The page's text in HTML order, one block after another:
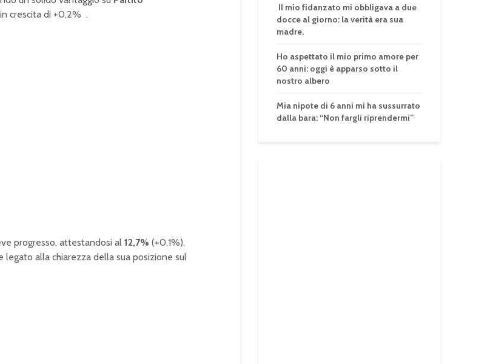
in crescita di +0,2% .
progresso, attestandosi al 12,7% (+0,1%),
alla chiarezza della sua posizione sul
Il mio fidanzato mi obbligava a due
docce al giorno: la verità era sua
madre.
Ho aspettato il mio primo amore per
60 anni: oggi è apparso sotto il
nostro albero
Mia nipote di 6 anni mi ha sussurrato
dalla bara: “Non fargli riprendermi”